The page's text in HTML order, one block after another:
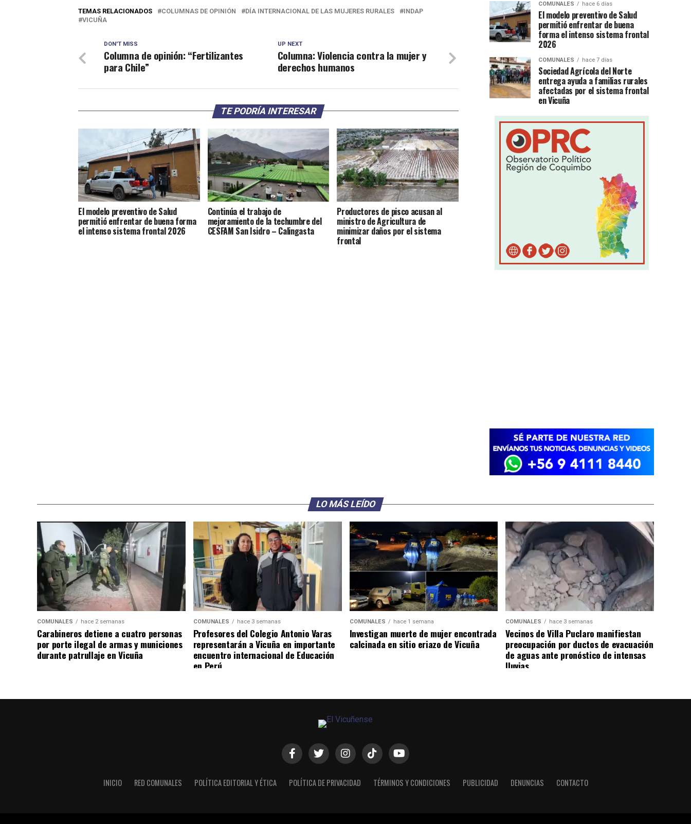
TEMAS RELACIONADOS COLUMNAS DE OPINIÓN DÍA INTERNACIONAL DE LAS MUJERES RURALES
INDAP
VICUÑA
UP NEXT
Columna: Violencia contra la mujer y
derechos humanos
DON'T MISS
Columna de opinión: “Fertilizantes
para Chile”
TE PODRÍA INTERESAR
El modelo preventivo de Salud
permitió enfrentar de buena forma
el intenso sistema frontal 2026
Continúa el trabajo de
mejoramiento de la techumbre del
CESFAM San Isidro – Calingasta
Productores de pisco acusan al
ministro de Agricultura de
minimizar daños por el sistema
frontal
COMUNALES hace 6 días
El modelo preventivo de Salud
permitió enfrentar de buena
forma el intenso sistema frontal
2026
COMUNALES hace 7 días
Sociedad Agrícola del Norte
entrega ayuda a familias rurales
afectadas por el sistema frontal
en Vicuña
LO MÁS LEÍDO
COMUNALES hace 2 semanas
Carabineros detiene a cuatro personas
por porte ilegal de armas y municiones
durante patrullaje en Vicuña
COMUNALES hace 3 semanas
Profesores del Colegio Antonio Varas
representarán a Vicuña en importante
encuentro internacional de Educación
en Perú
COMUNALES hace 1 semana
Investigan muerte de mujer encontrada
calcinada en sitio eriazo de Vicuña
COMUNALES hace 3 semanas
Vecinos de Villa Puclaro manifiestan
preocupación por ductos de evacuación
de aguas ante pronóstico de intensas
lluvias
INICIO RED COMUNALES POLÍTICA EDITORIAL Y ÉTICA POLÍTICA DE PRIVACIDAD TÉRMINOS Y CONDICIONES PUBLICIDAD DENUNCIAS CONTACTO